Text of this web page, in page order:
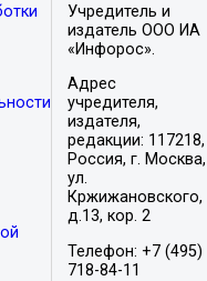
Учредитель и
издатель ООО ИА
«Инфорос».
Адрес
учредителя,
издателя,
редакции: 117218,
Россия, г. Москва,
ул.
Кржижановского,
д.13, кор. 2
Телефон: +7 (495)
718-84-11